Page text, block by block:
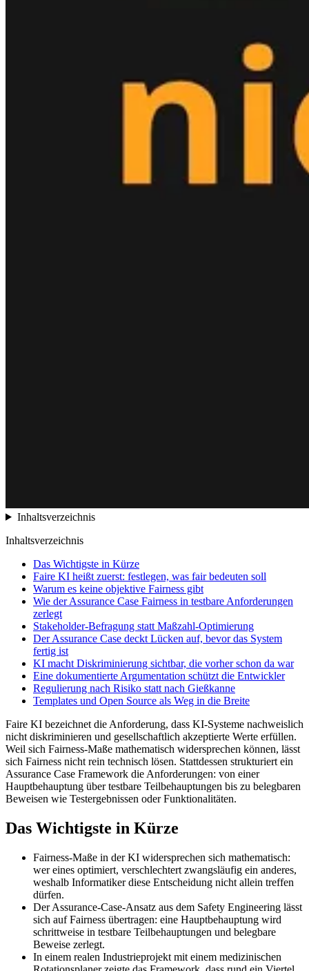
Inhaltsverzeichnis
Inhaltsverzeichnis
Das Wichtigste in Kürze
Faire KI heißt zuerst: festlegen, was fair bedeuten soll
Warum es keine objektive Fairness gibt
Wie der Assurance Case Fairness in testbare Anforderungen
zerlegt
Stakeholder-Befragung statt Maßzahl-Optimierung
Der Assurance Case deckt Lücken auf, bevor das System
fertig ist
KI macht Diskriminierung sichtbar, die vorher schon da war
Eine dokumentierte Argumentation schützt die Entwickler
Regulierung nach Risiko statt nach Gießkanne
Templates und Open Source als Weg in die Breite
Faire KI bezeichnet die Anforderung, dass KI-Systeme nachweislich
nicht diskriminieren und gesellschaftlich akzeptierte Werte erfüllen.
Weil sich Fairness-Maße mathematisch widersprechen können, lässt
sich Fairness nicht rein technisch lösen. Stattdessen strukturiert ein
Assurance Case Framework die Anforderungen: von einer
Hauptbehauptung über testbare Teilbehauptungen bis zu belegbaren
Beweisen wie Testergebnissen oder Funktionalitäten.
Das Wichtigste in Kürze
Fairness-Maße in der KI widersprechen sich mathematisch:
wer eines optimiert, verschlechtert zwangsläufig ein anderes,
weshalb Informatiker diese Entscheidung nicht allein treffen
dürfen.
Der Assurance-Case-Ansatz aus dem Safety Engineering lässt
sich auf Fairness übertragen: eine Hauptbehauptung wird
schrittweise in testbare Teilbehauptungen und belegbare
Beweise zerlegt.
In einem realen Industrieprojekt mit einem medizinischen